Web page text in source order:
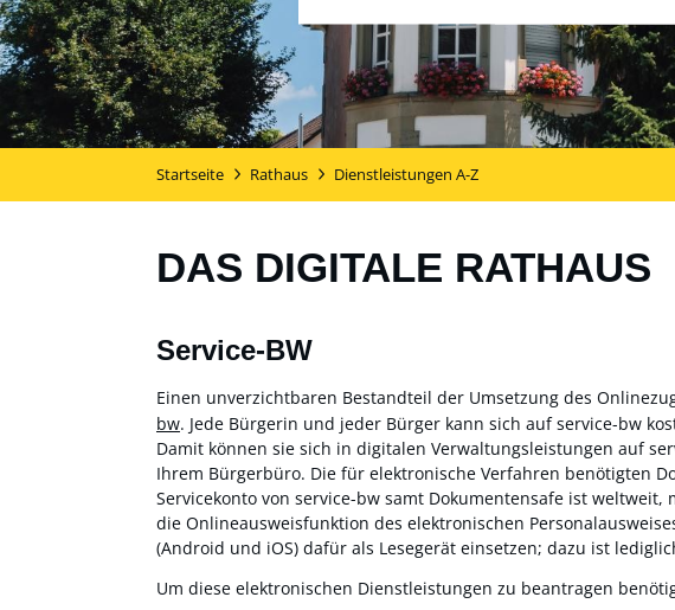
Startseite Rathaus Dienstleistungen A-Z
DAS DIGITALE RATHAUS
Service-BW
Einen unverzichtbaren Bestandteil der Umsetzung des
bw. Jede Bürgerin und jeder Bürger kann sich auf service-bw
Damit können sie sich in digitalen Verwaltungsleistungen auf
Ihrem Bürgerbüro. Die für elektronische Verfahren benötigten
Servicekonto von service-bw samt Dokumentensafe ist
die Onlineausweisfunktion des elektronischen
(Android und iOS) dafür als Lesegerät einsetzen; dazu ist
Um diese elektronischen Dienstleistungen zu beantragen